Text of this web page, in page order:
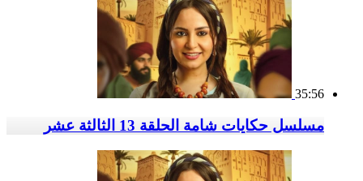
35:56
مسلسل حكايات شامة الحلقة 13 الثالثة عشر